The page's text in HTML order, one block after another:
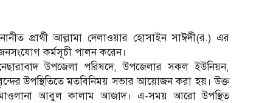
প্রার্থী আল্লামা দেলাওয়ার হোসাইন সাঈদী(র.) এর
কর্মসূচী পালন করেন।
উপজেলা পরিষদে, উপজেলার সকল ইউনিয়ন,
উপস্থিতিতে মতবিনিময় সভার আয়োজন করা হয়। উক্ত
মাওলানা আবুল কালাম আজাদ। এ-সময় আরো উপস্থিত